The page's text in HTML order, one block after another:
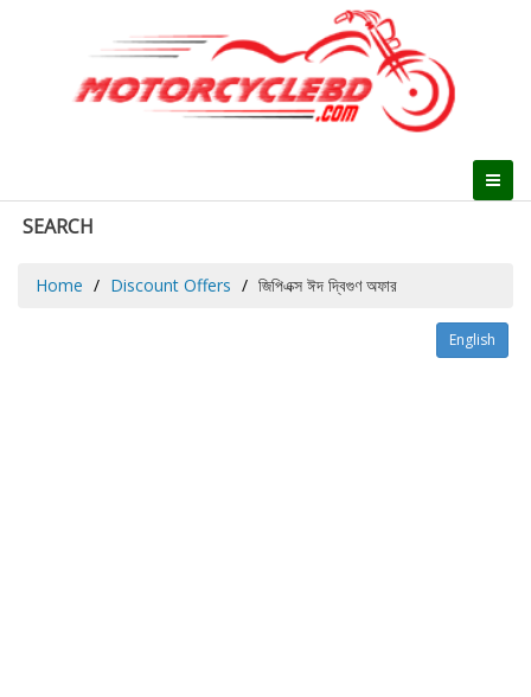
SEARCH
Home Discount Offers জিপিএক্স ঈদ দ্বিগুণ অফার
English